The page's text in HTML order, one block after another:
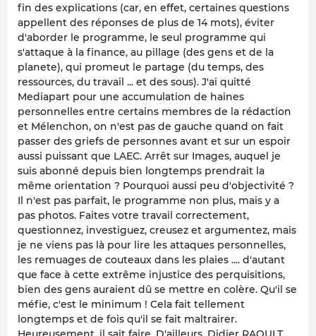
fin des explications (car, en effet, certaines questions
appellent des réponses de plus de 14 mots), éviter
d'aborder le programme, le seul programme qui
s'attaque à la finance, au pillage (des gens et de la
planete), qui promeut le partage (du temps, des
ressources, du travail ... et des sous). J'ai quitté
Mediapart pour une accumulation de haines
personnelles entre certains membres de la rédaction
et Mélenchon, on n'est pas de gauche quand on fait
passer des griefs de personnes avant et sur un espoir
aussi puissant que LAEC. Arrêt sur Images, auquel je
suis abonné depuis bien longtemps prendrait la
même orientation ? Pourquoi aussi peu d'objectivité ?
Il n'est pas parfait, le programme non plus, mais y a
pas photos. Faites votre travail correctement,
questionnez, investiguez, creusez et argumentez, mais
je ne viens pas là pour lire les attaques personnelles,
les remuages de couteaux dans les plaies .... d'autant
que face à cette extrême injustice des perquisitions,
bien des gens auraient dû se mettre en colère. Qu'il se
méfie, c'est le minimum ! Cela fait tellement
longtemps et de fois qu'il se fait maltrairer.